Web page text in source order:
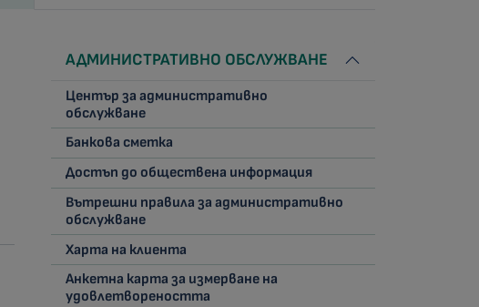
АДМИНИСТРАТИВНО ОБСЛУЖВАНЕ
Център за административно
обслужване
Банкова сметка
Достъп до обществена информация
Вътрешни правила за административно
обслужване
Харта на клиента
Анкетна карта за измерване на
удовлетвореността